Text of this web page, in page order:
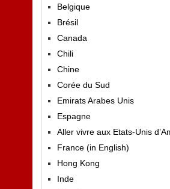
Belgique
Brésil
Canada
Chili
Chine
Corée du Sud
Emirats Arabes Unis
Espagne
Aller vivre aux Etats-Unis
France (in English)
Hong Kong
Inde